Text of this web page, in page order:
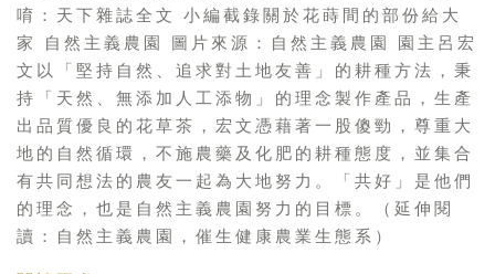
唷：天下雜誌全文 小編截錄關於花蒔間的部份給大
家 自然主義農園 圖片來源：自然主義農園 園主呂宏
文以「堅持自然、追求對土地友善」的耕種方法，秉
持「天然、無添加人工添物」的理念製作產品，生產
出品質優良的花草茶，宏文憑藉著一股傻勁，尊重大
地的自然循環，不施農藥及化肥的耕種態度，並集合
有共同想法的農友一起為大地努力。「共好」是他們
的理念，也是自然主義農園努力的目標。（延伸閱
讀：自然主義農園，催生健康農業生態系）